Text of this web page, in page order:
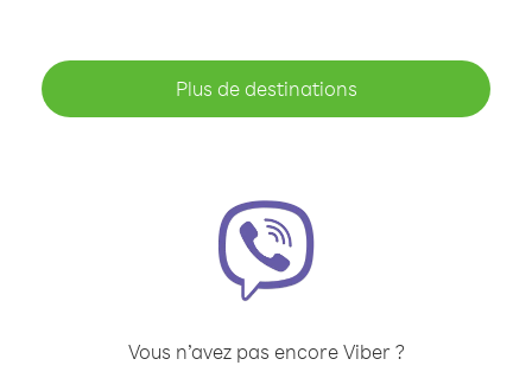
Plus de destinations
Vous n’avez pas encore Viber ?